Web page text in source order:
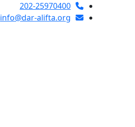
202-25970400
info@dar-alifta.org